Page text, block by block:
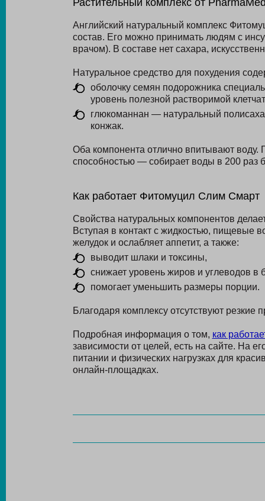
Растительный комплекс от
Английский натуральный комплекс
состав. Его можно принимать людям с
врачом). В составе нет сахара,
Натуральное средство для похудения
оболочку семян подорожника
уровень полезной растворимой
глюкоманнан — натуральный
конжак.
Оба компонента отлично впитывают воду.
способностью — собирает воды в 200 раз
Как работает Фитомуцил Слим Смарт
Свойства натуральных компонентов
Вступая в контакт с жидкостью, пищевые
желудок и ослабляет аппетит, а также:
выводит шлаки и токсины,
снижает уровень жиров и углеводов в
помогает уменьшить размеры порции.
Благодаря комплексу отсутствуют
Подробная информация о том, как
зависимости от целей, есть на сайте. На
питании и физических нагрузках для
онлайн-площадках.